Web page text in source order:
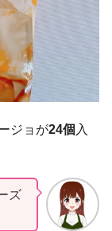
ジョが24個 入
ズ